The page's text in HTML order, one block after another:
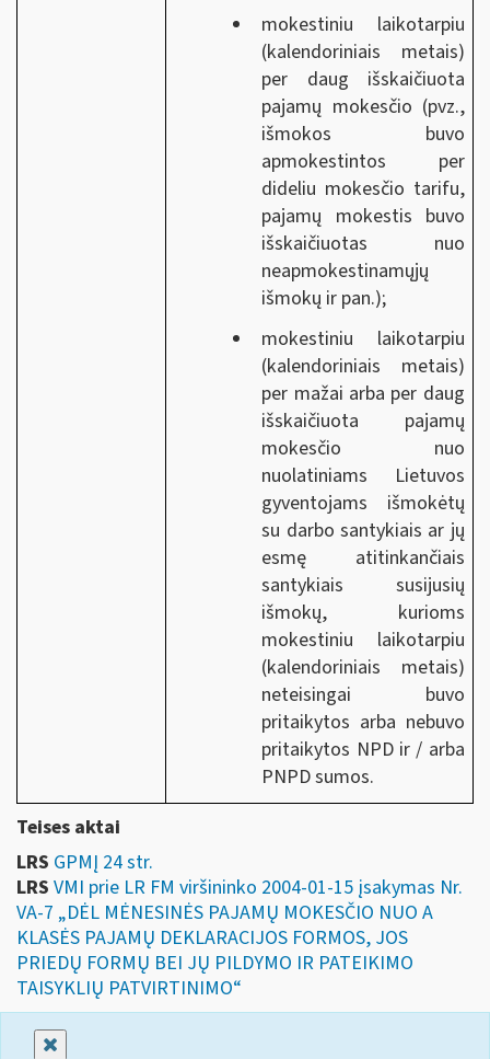
mokestiniu laikotarpiu
(kalendoriniais metais)
per daug išskaičiuota
pajamų mokesčio (pvz.,
išmokos buvo
apmokestintos per
dideliu mokesčio tarifu,
pajamų mokestis buvo
išskaičiuotas nuo
neapmokestinamųjų
išmokų ir pan.);
mokestiniu laikotarpiu
(kalendoriniais metais)
per mažai arba per daug
išskaičiuota pajamų
mokesčio nuo
nuolatiniams Lietuvos
gyventojams išmokėtų
su darbo santykiais ar jų
esmę atitinkančiais
santykiais susijusių
išmokų, kurioms
mokestiniu laikotarpiu
(kalendoriniais metais)
neteisingai buvo
pritaikytos arba nebuvo
pritaikytos NPD ir / arba
PNPD sumos.
Teises aktai
LRS GPMĮ 24 str.
LRS VMI prie LR FM viršininko 2004-01-15 įsakymas Nr.
VA-7 „DĖL MĖNESINĖS PAJAMŲ MOKESČIO NUO A
KLASĖS PAJAMŲ DEKLARACIJOS FORMOS, JOS
PRIEDŲ FORMŲ BEI JŲ PILDYMO IR PATEIKIMO
TAISYKLIŲ PATVIRTINIMO“